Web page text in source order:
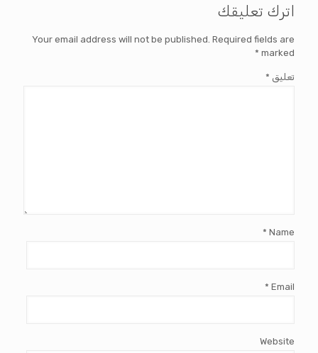
اترك تعليقك
Your email address will not be published. Required fields are
marked
*
تعليق *
Name
*
Email
*
Website